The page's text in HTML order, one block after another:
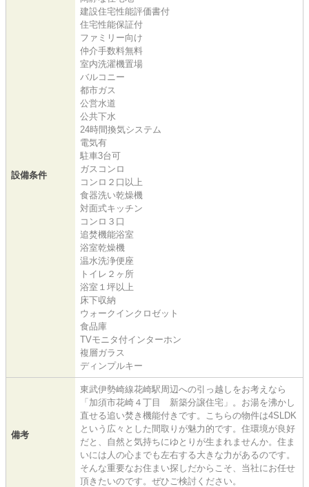
設備条件
建設住宅性能評価書付
住宅性能保証付
ファミリー向け
仲介手数料無料
室内洗濯機置場
バルコニー
都市ガス
公営水道
公共下水
24時間換気システム
電気有
駐車3台可
ガスコンロ
コンロ２口以上
食器洗い乾燥機
対面式キッチン
コンロ３口
追焚機能浴室
浴室乾燥機
温水洗浄便座
トイレ２ヶ所
浴室１坪以上
床下収納
ウォークインクロゼット
食品庫
TVモニタ付インターホン
複層ガラス
ディンプルキー
備考
東武伊勢崎線花崎駅周辺への引っ越しをお考えなら
「加須市花崎４丁目 新築分譲住宅」。お湯を沸かし
直せる追い焚き機能付きです。こちらの物件は4SLDK
という広々とした間取りが魅力的です。住環境が良好
だと、自然と気持ちにゆとりが生まれませんか。住ま
いには人の心までも左右する大きな力があるのです。
そんな重要なお住まい探しだからこそ、当社にお任せ
頂きたいのです。ぜひご検討ください。